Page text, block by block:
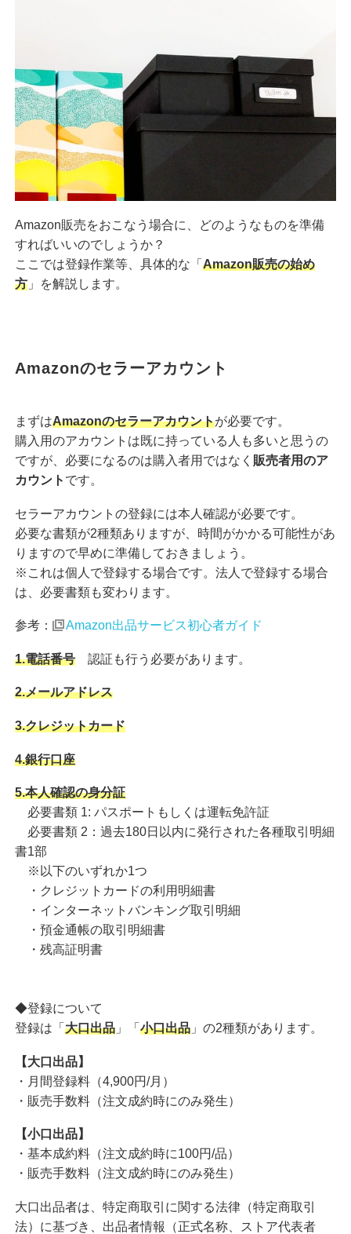
Amazon販売をおこなう場合に、どのようなものを準備
すればいいのでしょうか？
ここでは登録作業等、具体的な「 Amazon販売の始め
方 」を解説します。
Amazonのセラーアカウント
まずはAmazonのセラーアカウントが必要です。
購入用のアカウントは既に持っている人も多いと思うの
ですが、必要になるのは購入者用ではなく 販売者用のア
カウント です。
セラーアカウントの登録には本人確認が必要です。
必要な書類が2種類ありますが、時間がかかる可能性があ
りますので早めに準備しておきましょう。
※これは個人で登録する場合です。法人で登録する場合
は、必要書類も変わります。
参考： Amazon出品サービス初心者ガイド
1.電話番号 認証も行う必要があります。
2.メールアドレス
3.クレジットカード
4.銀行口座
5.本人確認の身分証
必要書類 1: パスポートもしくは運転免許証
必要書類 2：過去180日以内に発行された各種取引明細
書1部
※以下のいずれか1つ
・クレジットカードの利用明細書
・インターネットバンキング取引明細
・預金通帳の取引明細書
・残高証明書
◆登録について
登録は「 大口出品 」「 小口出品 」の2種類があります。
【大口出品】
・月間登録料（4,900円/月）
・販売手数料（注文成約時にのみ発生）
【小口出品】
・基本成約料（注文成約時に100円/品）
・販売手数料（注文成約時にのみ発生）
大口出品者は、特定商取引に関する法律（特定商取引
法）に基づき、出品者情報（正式名称、ストア代表者